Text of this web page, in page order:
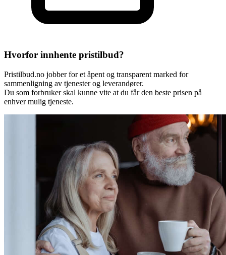
Hvorfor innhente pristilbud?
Pristilbud.no jobber for et åpent og transparent marked for
sammenligning av tjenester og leverandører.
Du som forbruker skal kunne vite at du får den beste prisen på
enhver mulig tjeneste.